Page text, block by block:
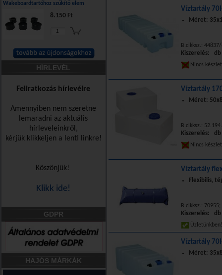
Wakeboardtartóhoz szűkítő elem
8.150 Ft
HÍRLEVÉL
Feliratkozás hírlevélre
Amennyiben nem szeretne
lemaradni az aktuális
hírleveleinkről,
kérjük klikkeljen a lenti linkre!
Köszönjük!
Klikk ide!
GDPR
HAJÓS MÁRKÁK
Víztartály
Méret:
B.cikksz.:
Kiszerelés: db
Nincs
Víztartály
Méret:
B.cikksz.:
Kiszerelés: db
Nincs
Víztartály
Flexibilis,
B.cikksz.:
Kiszerelés: db
Víztartály
Méret: